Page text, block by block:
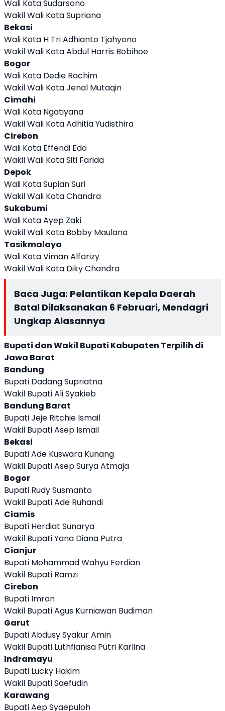
Wali Kota Sudarsono
Wakil Wali Kota Supriana
Bekasi
Wali Kota H Tri Adhianto Tjahyono
Wakil Wali Kota Abdul Harris Bobihoe
Bogor
Wali Kota Dedie Rachim
Wakil Wali Kota Jenal Mutaqin
Cimahi
Wali Kota Ngatiyana
Wakil Wali Kota Adhitia Yudisthira
Cirebon
Wali Kota Effendi Edo
Wakil Wali Kota Siti Farida
Depok
Wali Kota Supian Suri
Wakil Wali Kota Chandra
Sukabumi
Wali Kota Ayep Zaki
Wakil Wali Kota Bobby Maulana
Tasikmalaya
Wali Kota Viman Alfarizy
Wakil Wali Kota Diky Chandra
Baca Juga: Pelantikan Kepala Daerah
Batal Dilaksanakan 6 Februari, Mendagri
Ungkap Alasannya
Bupati dan Wakil Bupati Kabupaten Terpilih di
Jawa Barat
Bandung
Bupati Dadang Supriatna
Wakil Bupati Ali Syakieb
Bandung Barat
Bupati Jeje Ritchie Ismail
Wakil Bupati Asep Ismail
Bekasi
Bupati Ade Kuswara Kunang
Wakil Bupati Asep Surya Atmaja
Bogor
Bupati Rudy Susmanto
Wakil Bupati Ade Ruhandi
Ciamis
Bupati Herdiat Sunarya
Wakil Bupati Yana Diana Putra
Cianjur
Bupati Mohammad Wahyu Ferdian
Wakil Bupati Ramzi
Cirebon
Bupati Imron
Wakil Bupati Agus Kurniawan Budiman
Garut
Bupati Abdusy Syakur Amin
Wakil Bupati Luthfianisa Putri Karlina
Indramayu
Bupati Lucky Hakim
Wakil Bupati Saefudin
Karawang
Bupati Aep Syaepuloh